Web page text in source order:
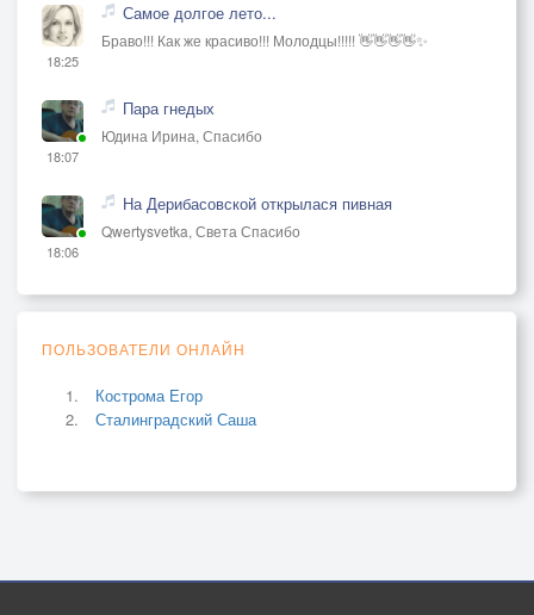
18:25
Самое долгое лето...
Браво!!! Как же красиво!!! Молодцы!!!!! 👋👋👋👋✨
18:07
Пара гнедых
Юдина Ирина, Спасибо
18:06
На Дерибасовской открылася пивная
Qwertysvetka, Света Спасибо
ПОЛЬЗОВАТЕЛИ ОНЛАЙН
Кострома Егор
Сталинградский Саша